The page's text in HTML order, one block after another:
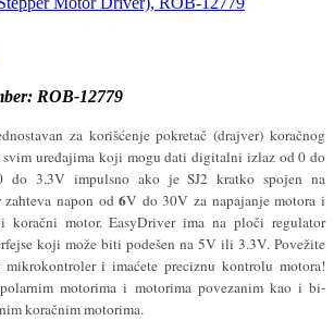
ROB-12779
za korišćenje pokretač (drajver) koračnog
svim uređajima koji mogu dati digitalni izlaz od 0 do
3.3V impulsno ako je SJ2 kratko spojen na
zahteva napon od6V do 30V za napajanje motora i
motor. EasyDriver ima na ploči regulator
koji može biti podešen na 5V ili 3.3V. Povežite
i imaćete preciznu kontrolu motora!
motorima i motorima povezanim kao i bi-
koračnim motorima.